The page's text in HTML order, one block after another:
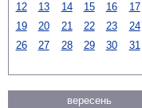
12
13 14 15 16 17
19
20 21 22 23 24
26
27 28 29 30 31
вересень